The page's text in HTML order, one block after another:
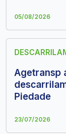
05/08/2026
Agetransp
Piedade
23/07/2026